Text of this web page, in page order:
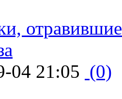
04 21:05 (0)